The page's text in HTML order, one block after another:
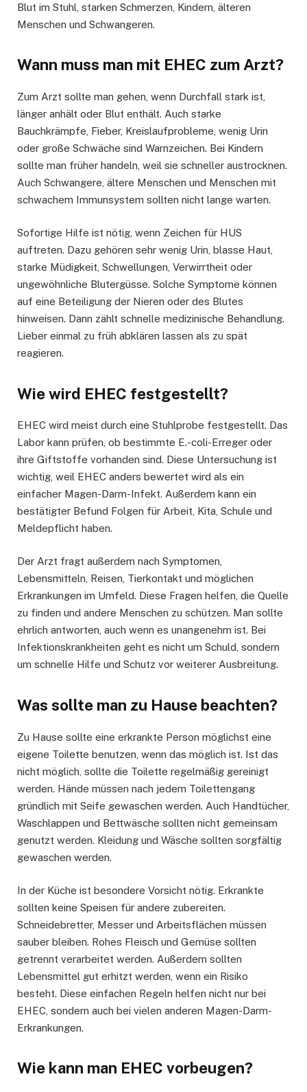
Blut im Stuhl, starken Schmerzen, Kindern, älteren
Menschen und Schwangeren.
Wann muss man mit EHEC zum Arzt?
Zum Arzt sollte man gehen, wenn Durchfall stark ist,
länger anhält oder Blut enthält. Auch starke
Bauchkrämpfe, Fieber, Kreislaufprobleme, wenig Urin
oder große Schwäche sind Warnzeichen. Bei Kindern
sollte man früher handeln, weil sie schneller austrocknen.
Auch Schwangere, ältere Menschen und Menschen mit
schwachem Immunsystem sollten nicht lange warten.
Sofortige Hilfe ist nötig, wenn Zeichen für HUS
auftreten. Dazu gehören sehr wenig Urin, blasse Haut,
starke Müdigkeit, Schwellungen, Verwirrtheit oder
ungewöhnliche Blutergüsse. Solche Symptome können
auf eine Beteiligung der Nieren oder des Blutes
hinweisen. Dann zählt schnelle medizinische Behandlung.
Lieber einmal zu früh abklären lassen als zu spät
reagieren.
Wie wird EHEC festgestellt?
EHEC wird meist durch eine Stuhlprobe festgestellt. Das
Labor kann prüfen, ob bestimmte E.-coli-Erreger oder
ihre Giftstoffe vorhanden sind. Diese Untersuchung ist
wichtig, weil EHEC anders bewertet wird als ein
einfacher Magen-Darm-Infekt. Außerdem kann ein
bestätigter Befund Folgen für Arbeit, Kita, Schule und
Meldepflicht haben.
Der Arzt fragt außerdem nach Symptomen,
Lebensmitteln, Reisen, Tierkontakt und möglichen
Erkrankungen im Umfeld. Diese Fragen helfen, die Quelle
zu finden und andere Menschen zu schützen. Man sollte
ehrlich antworten, auch wenn es unangenehm ist. Bei
Infektionskrankheiten geht es nicht um Schuld, sondern
um schnelle Hilfe und Schutz vor weiterer Ausbreitung.
Was sollte man zu Hause beachten?
Zu Hause sollte eine erkrankte Person möglichst eine
eigene Toilette benutzen, wenn das möglich ist. Ist das
nicht möglich, sollte die Toilette regelmäßig gereinigt
werden. Hände müssen nach jedem Toilettengang
gründlich mit Seife gewaschen werden. Auch Handtücher,
Waschlappen und Bettwäsche sollten nicht gemeinsam
genutzt werden. Kleidung und Wäsche sollten sorgfältig
gewaschen werden.
In der Küche ist besondere Vorsicht nötig. Erkrankte
sollten keine Speisen für andere zubereiten.
Schneidebretter, Messer und Arbeitsflächen müssen
sauber bleiben. Rohes Fleisch und Gemüse sollten
getrennt verarbeitet werden. Außerdem sollten
Lebensmittel gut erhitzt werden, wenn ein Risiko
besteht. Diese einfachen Regeln helfen nicht nur bei
EHEC, sondern auch bei vielen anderen Magen-Darm-
Erkrankungen.
Wie kann man EHEC vorbeugen?